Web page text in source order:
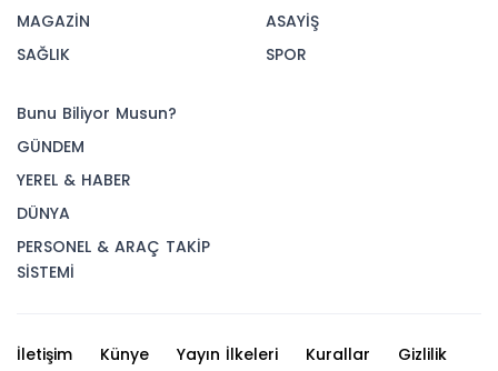
MAGAZİN
SAĞLIK
ASAYİŞ
SPOR
Bunu Biliyor Musun?
GÜNDEM
YEREL & HABER
DÜNYA
PERSONEL & ARAÇ TAKİP
SİSTEMİ
İletişim Künye Yayın İlkeleri Kurallar
Gizlilik